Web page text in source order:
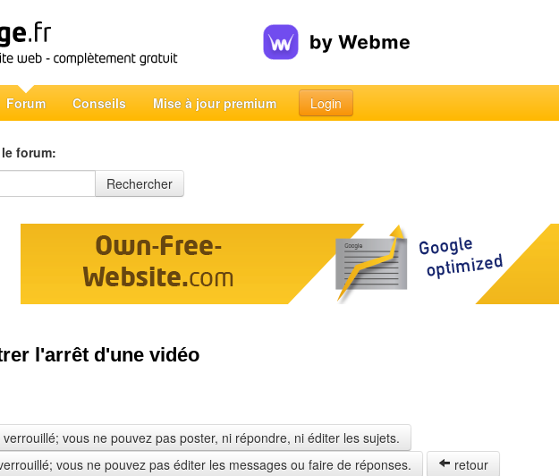
Forum Conseils Mise à jour premium Login
forum:
Rechercher
l'arrêt d'une vidéo
vous ne pouvez pas poster, ni répondre, ni éditer les sujets.
vous ne pouvez pas éditer les messages ou faire de réponses.
retour